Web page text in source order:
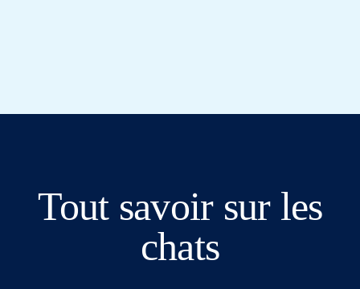
Tout savoir sur les
chats